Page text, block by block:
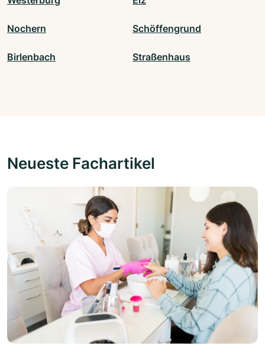
Nochern Schöffengrund
Birlenbach Straßenhaus
Neueste Fachartikel